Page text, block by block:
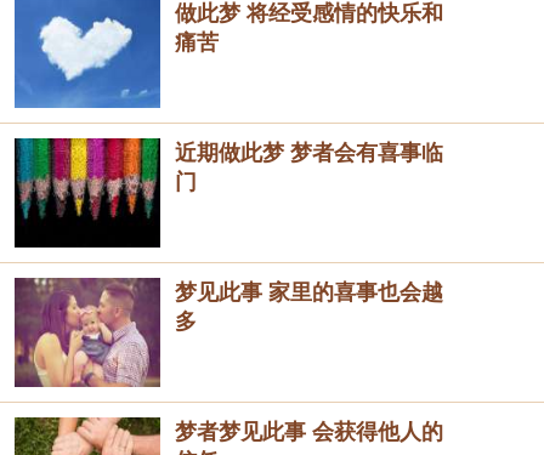
做此梦 将经受感情的快乐和
痛苦
近期做此梦 梦者会有喜事临
门
梦见此事 家里的喜事也会越
多
梦者梦见此事 会获得他人的